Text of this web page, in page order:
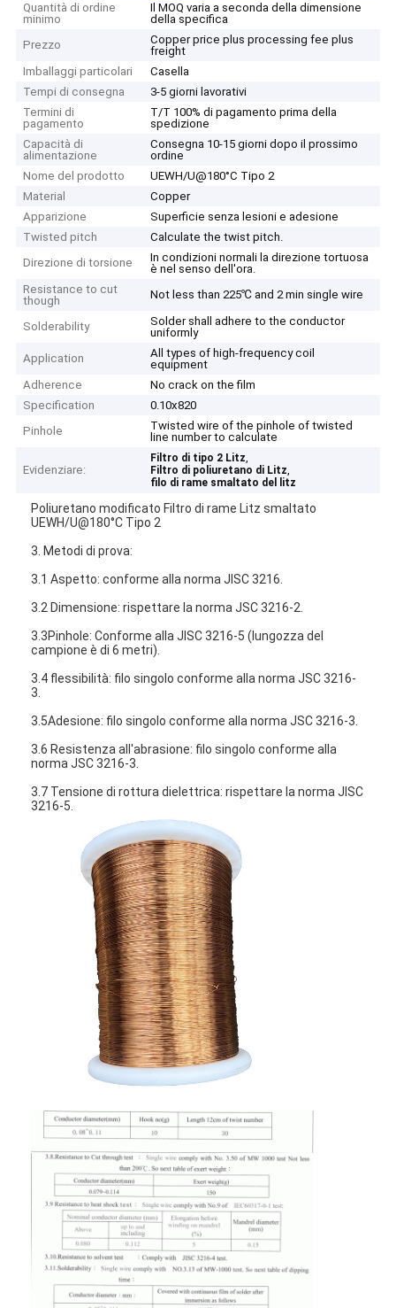
Casa.
Prodotti
Spettacolo VR
Quantità di ordine
minimo
Il MOQ varia a seconda della dimensione
della specifica
Prezzo
Copper price plus processing fee plus
freight
Imballaggi particolari
Casella
Tempi di consegna
3-5 giorni lavorativi
Termini di
pagamento
T/T 100% di pagamento prima della
spedizione
Capacità di
alimentazione
Consegna 10-15 giorni dopo il prossimo
ordine
Nome del prodotto
UEWH/U@180°C Tipo 2
Material
Copper
Apparizione
Superficie senza lesioni e adesione
Twisted pitch
Calculate the twist pitch.
Direzione di torsione
In condizioni normali la direzione tortuosa
è nel senso dell'ora.
Resistance to cut
though
Not less than 225℃ and 2 min single wire
Solderability
Solder shall adhere to the conductor
uniformly
Application
All types of high-frequency coil
equipment
Adherence
No crack on the film
Specification
0.10x820
Pinhole
Twisted wire of the pinhole of twisted
line number to calculate
Evidenziare:
Filtro di tipo 2 Litz,
Filtro di poliuretano di Litz,
filo di rame smaltato del litz
Poliuretano modificato Filtro di rame Litz smaltato
UEWH/U@180°C Tipo 2
3. Metodi di prova:
3.1 Aspetto: conforme alla norma JISC 3216.
3.2 Dimensione: rispettare la norma JSC 3216-2.
3.3Pinhole: Conforme alla JlSC 3216-5 (lungozza del
campione è di 6 metri).
3.4 flessibilità: filo singolo conforme alla norma JSC 3216-
3.
3.5Adesione: filo singolo conforme alla norma JSC 3216-3.
3.6 Resistenza all'abrasione: filo singolo conforme alla
norma JSC 3216-3.
3.7 Tensione di rottura dielettrica: rispettare la norma JISC
3216-5.